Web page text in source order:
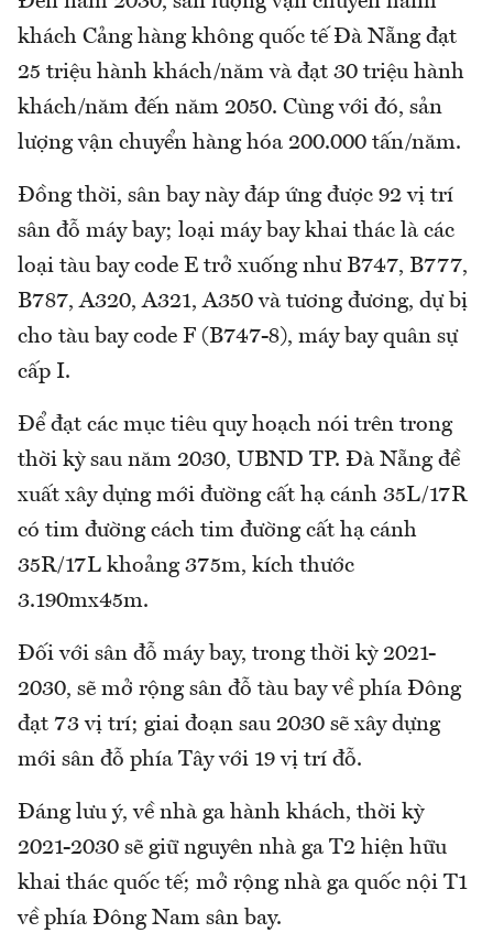
khách Cảng hàng không quốc tế Đà Nẵng đạt
25 triệu hành khách/năm và đạt 30 triệu hành
khách/năm đến năm 2050. Cùng với đó, sản
lượng vận chuyển hàng hóa 200.000 tấn/năm.
Đồng thời, sân bay này đáp ứng được 92 vị trí
sân đỗ máy bay; loại máy bay khai thác là các
loại tàu bay code E trở xuống như B747, B777,
B787, A320, A321, A350 và tương đương, dự bị
cho tàu bay code F (B747-8), máy bay quân sự
cấp I.
Để đạt các mục tiêu quy hoạch nói trên trong
thời kỳ sau năm 2030, UBND TP. Đà Nẵng đề
xuất xây dựng mới đường cất hạ cánh 35L/17R
có tim đường cách tim đường cất hạ cánh
35R/17L khoảng 375m, kích thước
3.190mx45m.
Đối với sân đỗ máy bay, trong thời kỳ 2021-
2030, sẽ mở rộng sân đỗ tàu bay về phía Đông
đạt 73 vị trí; giai đoạn sau 2030 sẽ xây dựng
mới sân đỗ phía Tây với 19 vị trí đỗ.
Đáng lưu ý, về nhà ga hành khách, thời kỳ
2021-2030 sẽ giữ nguyên nhà ga T2 hiện hữu
khai thác quốc tế; mở rộng nhà ga quốc nội T1
về phía Đông Nam sân bay.